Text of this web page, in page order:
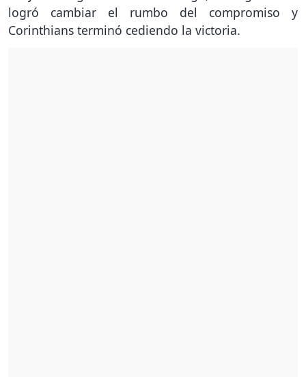
logró cambiar el rumbo del compromiso y
Corinthians terminó cediendo la victoria.